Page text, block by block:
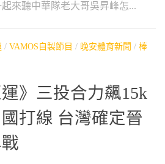
來聽中華隊老大哥吳昇峰怎...
/ VAMOS自製節目 / 晚安體育新聞 / 棒
》三投合力飆15k
打線 台灣確定晉